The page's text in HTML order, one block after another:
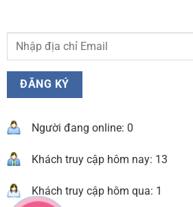
Người đang online: 0
Khách truy cập hôm nay: 13
Khách truy cập hôm qua: 1